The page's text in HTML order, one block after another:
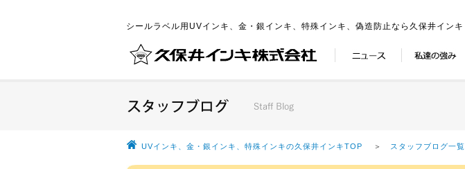
シールラベル用UVインキ、金・銀インキ、特殊インキ、偽造防止なら久保井インキ
UVインキ、金・銀インキ、特殊インキの久保井インキTOP ＞ スタッフブログ一覧